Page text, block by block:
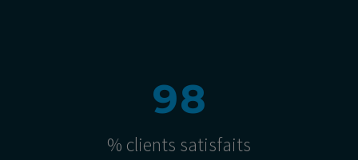
98
% clients satisfaits